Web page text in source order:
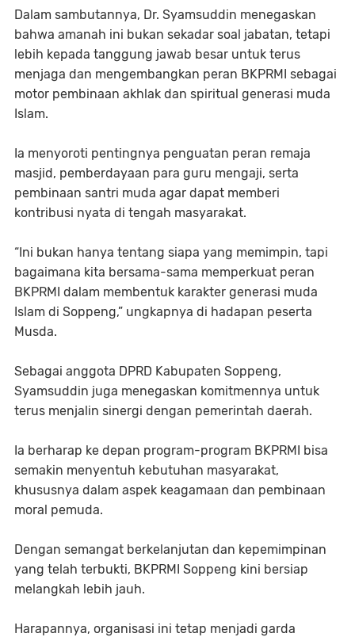
Dalam sambutannya, Dr. Syamsuddin menegaskan
bahwa amanah ini bukan sekadar soal jabatan, tetapi
lebih kepada tanggung jawab besar untuk terus
menjaga dan mengembangkan peran BKPRMI sebagai
motor pembinaan akhlak dan spiritual generasi muda
Islam.
Ia menyoroti pentingnya penguatan peran remaja
masjid, pemberdayaan para guru mengaji, serta
pembinaan santri muda agar dapat memberi
kontribusi nyata di tengah masyarakat.
“Ini bukan hanya tentang siapa yang memimpin, tapi
bagaimana kita bersama-sama memperkuat peran
BKPRMI dalam membentuk karakter generasi muda
Islam di Soppeng,” ungkapnya di hadapan peserta
Musda.
Sebagai anggota DPRD Kabupaten Soppeng,
Syamsuddin juga menegaskan komitmennya untuk
terus menjalin sinergi dengan pemerintah daerah.
Ia berharap ke depan program-program BKPRMI bisa
semakin menyentuh kebutuhan masyarakat,
khususnya dalam aspek keagamaan dan pembinaan
moral pemuda.
Dengan semangat berkelanjutan dan kepemimpinan
yang telah terbukti, BKPRMI Soppeng kini bersiap
melangkah lebih jauh.
Harapannya, organisasi ini tetap menjadi garda